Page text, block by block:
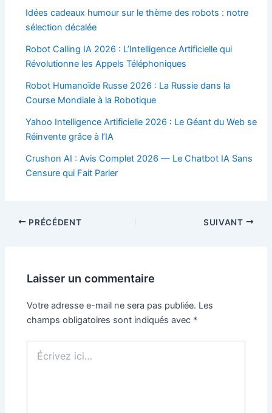
Idées cadeaux humour sur le thème des robots : notre
sélection décalée
Robot Calling IA 2026 : L’Intelligence Artificielle qui
Révolutionne les Appels Téléphoniques
Robot Humanoïde Russe 2026 : La Russie dans la
Course Mondiale à la Robotique
Yahoo Intelligence Artificielle 2026 : Le Géant du Web se
Réinvente grâce à l’IA
Crushon AI : Avis Complet 2026 — Le Chatbot IA Sans
Censure qui Fait Parler
NavigationPRÉCÉDENT SUIVANT
Laisser un commentaire
Votre adresse e-mail ne sera pas publiée. Les
champs obligatoires sont indiqués avec *
ici…